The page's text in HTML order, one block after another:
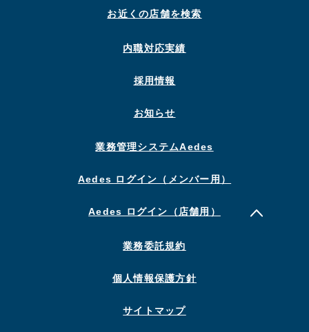
お近くの店舗を検索
内職対応実績
採用情報
お知らせ
業務管理システムAedes
Aedes ログイン（メンバー用）
Aedes ログイン（店舗用）
業務委託規約
個人情報保護方針
サイトマップ